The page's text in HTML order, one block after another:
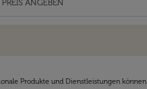
Produkte und Dienstleistungen können